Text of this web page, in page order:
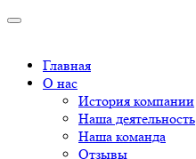
Главная
О нас
История компании
Наша деятельность
Наша команда
Отзывы